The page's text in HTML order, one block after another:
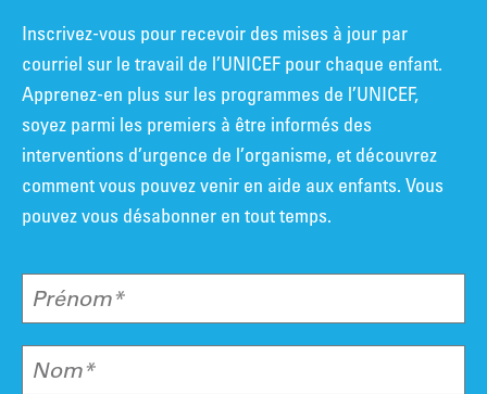
Inscrivez-vous pour recevoir des mises à jour par
courriel sur le travail de l’UNICEF pour chaque enfant.
Apprenez-en plus sur les programmes de l’UNICEF,
soyez parmi les premiers à être informés des
interventions d’urgence de l’organisme, et découvrez
comment vous pouvez venir en aide aux enfants. Vous
pouvez vous désabonner en tout temps.
Prénom*
Nom*